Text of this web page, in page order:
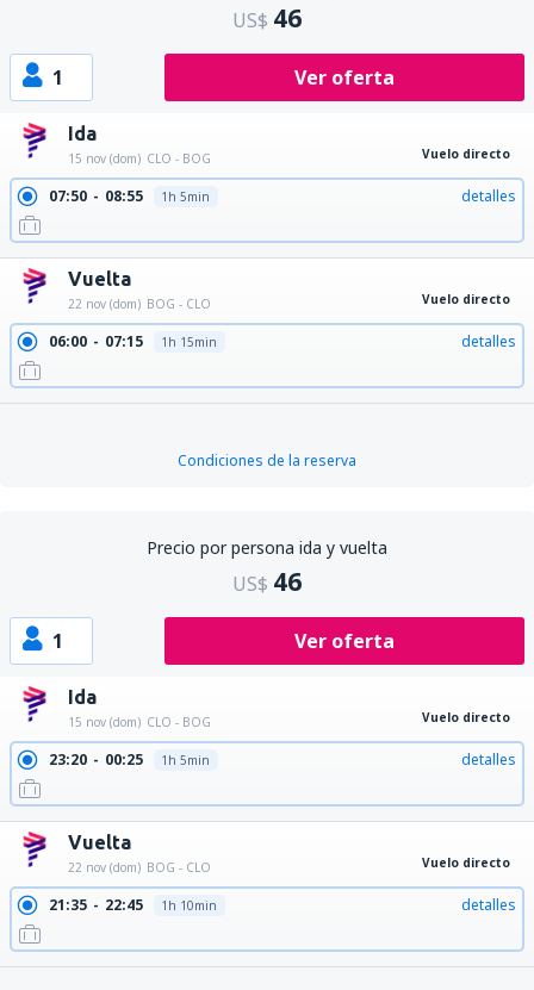
US$ 46
1 Ver oferta
Ida
15 nov (dom) CLO - BOG Vuelo directo
07:50 08:55 1h 5min detalles
Vuelta
22 nov (dom) BOG - CLO Vuelo directo
06:00 07:15 1h 15min detalles
Condiciones de la reserva
Precio por persona ida y vuelta
US$ 46
1 Ver oferta
Ida
15 nov (dom) CLO - BOG Vuelo directo
23:20 00:25 1h 5min detalles
Vuelta
22 nov (dom) BOG - CLO Vuelo directo
21:35 22:45 1h 10min detalles